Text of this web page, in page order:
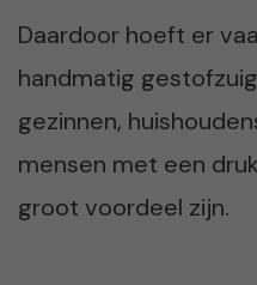
Daardoor hoeft er
handmatig
gezinnen,
mensen met een
groot voordeel zijn.